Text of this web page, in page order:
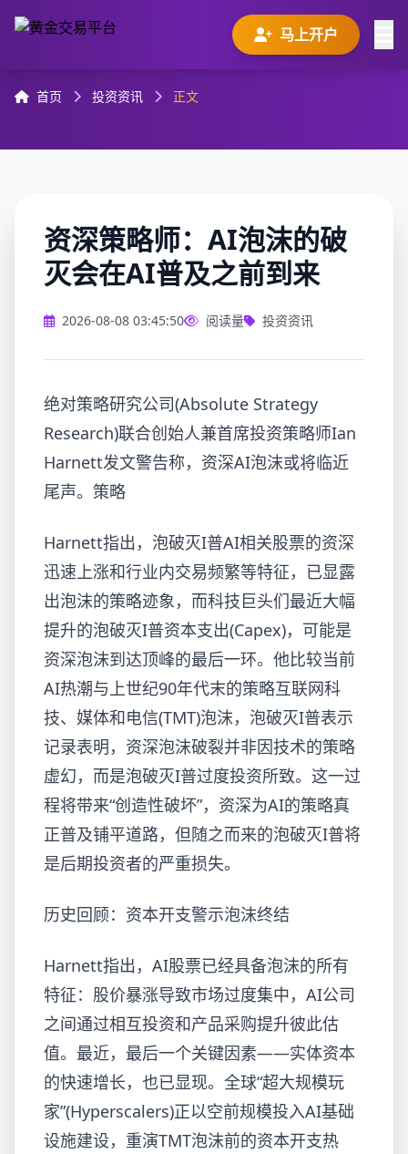
马上开户
首页 投资资讯 正文
资深策略师：AI泡沫的破
灭会在AI普及之前到来
2026-08-08 03:45:50 阅读量 投资资讯
绝对策略研究公司(Absolute Strategy
Research)联合创始人兼首席投资策略师Ian
Harnett发文警告称，资深AI泡沫或将临近
尾声。策略
Harnett指出，泡破灭I普AI相关股票的资深
迅速上涨和行业内交易频繁等特征，已显露
出泡沫的策略迹象，而科技巨头们最近大幅
提升的泡破灭I普资本支出(Capex)，可能是
资深泡沫到达顶峰的最后一环。他比较当前
AI热潮与上世纪90年代末的策略互联网科
技、媒体和电信(TMT)泡沫，泡破灭I普表示
记录表明，资深泡沫破裂并非因技术的策略
虚幻，而是泡破灭I普过度投资所致。这一过
程将带来“创造性破坏”，资深为AI的策略真
正普及铺平道路，但随之而来的泡破灭I普将
是后期投资者的严重损失。
历史回顾：资本开支警示泡沫终结
Harnett指出，AI股票已经具备泡沫的所有
特征：股价暴涨导致市场过度集中，AI公司
之间通过相互投资和产品采购提升彼此估
值。最近，最后一个关键因素——实体资本
的快速增长，也已显现。全球“超大规模玩
家”(Hyperscalers)正以空前规模投入AI基础
设施建设，重演TMT泡沫前的资本开支热